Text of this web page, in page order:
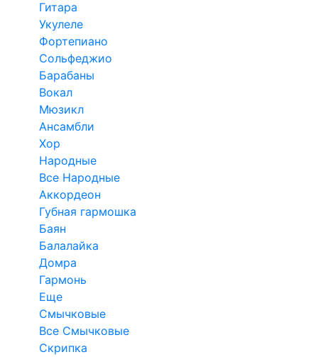
Гитара
Укулеле
Фортепиано
Сольфеджио
Барабаны
Вокал
Мюзикл
Ансамбли
Хор
Народные
Все Народные
Аккордеон
Губная гармошка
Баян
Балалайка
Домра
Гармонь
Еще
Смычковые
Все Смычковые
Скрипка